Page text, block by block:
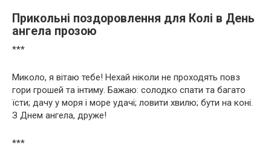
Прикольні поздоровлення для Колі в День
ангела прозою
***
Миколо, я вітаю тебе! Нехай ніколи не проходять повз
гори грошей та інтиму. Бажаю: солодко спати та багато
їсти; дачу у моря і море удачі; ловити хвилю; бути на коні.
З Днем ангела, друже!
***